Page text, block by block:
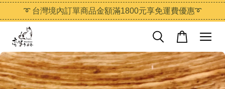
➰ 台灣境內訂單商品金額滿1800元享免運費優惠➰